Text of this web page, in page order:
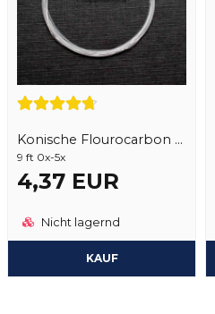
Konische Flourocarbon Vorfächer
9 ft 0x-5x
4,37 EUR
Nicht lagernd
KAUF